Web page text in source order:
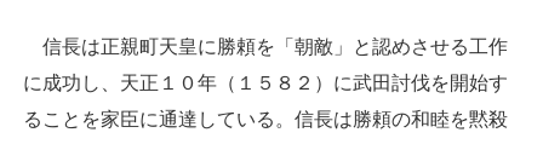
信長は正親町天皇に勝頼を「朝敵」と認めさせる工作
に成功し、天正１０年（１５８２）に武田討伐を開始す
ることを家臣に通達している。信長は勝頼の和睦を黙殺